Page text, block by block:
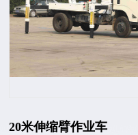
20米伸缩臂作业车